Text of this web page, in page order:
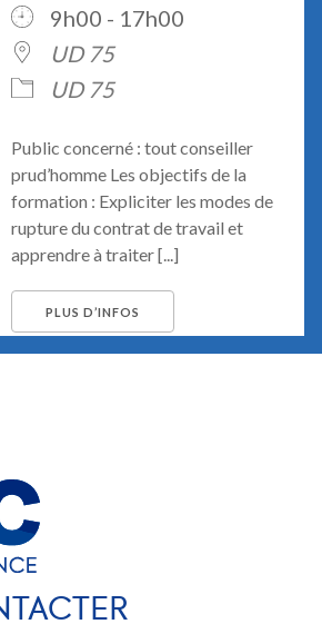
9h00 - 17h00
UD 75
UD 75
Public concerné : tout conseiller
prud’homme Les objectifs de la
formation : Expliciter les modes de
rupture du contrat de travail et
apprendre à traiter [...]
PLUS D’INFOS